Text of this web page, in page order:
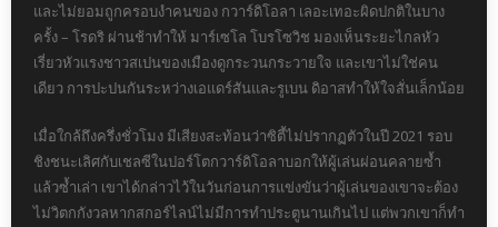
และไม่ยอมถูกครอบงำคนของ กวาร์ดิโอลา เลอะเทอะผิดปกติในบาง
ครั้ง – โรดริ ผ่านช้าทำให้ มาร์เซโล โบรโซวิช มองเห็นระยะไกลหัว
เรี่ยวหัวแรงชาวสเปนของเมืองดูกระวนกระวายใจ และเขาไม่ใช่คน
เดียว การปะปนกันระหว่างเอแดร์สันและรูเบน ดิอาสทำให้ใจสั่นเล็กน้อย
เมื่อใกล้ถึงครึ่งชั่วโมง มีเสียงสะท้อนว่าซิตี้ไม่ปรากฏตัวในปี 2021 รอบ
ชิงชนะเลิศกับเชลซีในปอร์โตกวาร์ดิโอลาบอกให้ผู้เล่นผ่อนคลายซ้ำ
แล้วซ้ำเล่า เขาได้กล่าวไว้ในวันก่อนการแข่งขันว่าผู้เล่นของเขาจะต้อง
ไม่วิตกกังวลหากสกอร์ไลน์ไม่มีการทำประตูนานเกินไป แต่พวกเขาก็ทำ